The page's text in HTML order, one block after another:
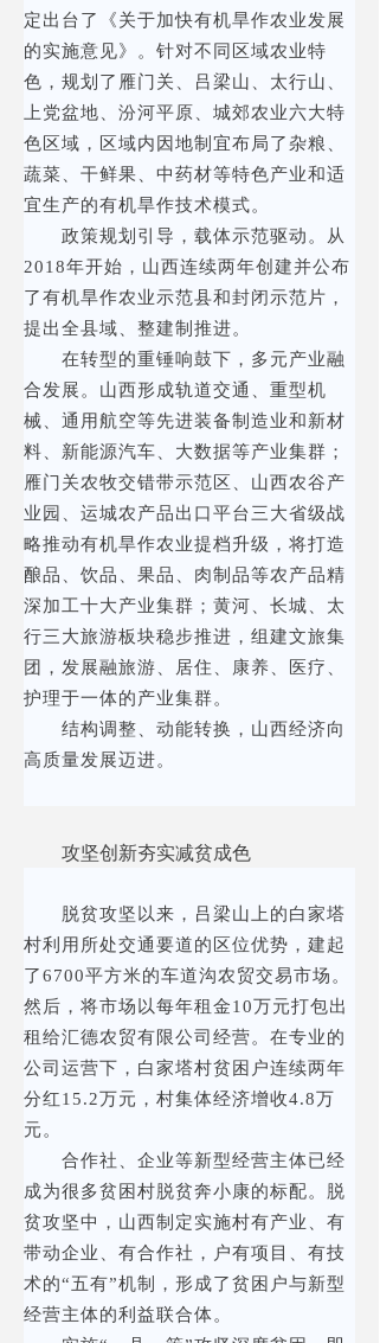
定出台了《关于加快有机旱作农业发展
的实施意见》。针对不同区域农业特
色，规划了雁门关、吕梁山、太行山、
上党盆地、汾河平原、城郊农业六大特
色区域，区域内因地制宜布局了杂粮、
蔬菜、干鲜果、中药材等特色产业和适
宜生产的有机旱作技术模式。
政策规划引导，载体示范驱动。从
2018年开始，山西连续两年创建并公布
了有机旱作农业示范县和封闭示范片，
提出全县域、整建制推进。
在转型的重锤响鼓下，多元产业融
合发展。山西形成轨道交通、重型机
械、通用航空等先进装备制造业和新材
料、新能源汽车、大数据等产业集群；
雁门关农牧交错带示范区、山西农谷产
业园、运城农产品出口平台三大省级战
略推动有机旱作农业提档升级，将打造
酿品、饮品、果品、肉制品等农产品精
深加工十大产业集群；黄河、长城、太
行三大旅游板块稳步推进，组建文旅集
团，发展融旅游、居住、康养、医疗、
护理于一体的产业集群。
结构调整、动能转换，山西经济向
高质量发展迈进。
攻坚创新夯实减贫成色
脱贫攻坚以来，吕梁山上的白家塔
村利用所处交通要道的区位优势，建起
了6700平方米的车道沟农贸交易市场。
然后，将市场以每年租金10万元打包出
租给汇德农贸有限公司经营。在专业的
公司运营下，白家塔村贫困户连续两年
分红15.2万元，村集体经济增收4.8万
元。
合作社、企业等新型经营主体已经
成为很多贫困村脱贫奔小康的标配。脱
贫攻坚中，山西制定实施村有产业、有
带动企业、有合作社，户有项目、有技
术的“五有”机制，形成了贫困户与新型
经营主体的利益联合体。